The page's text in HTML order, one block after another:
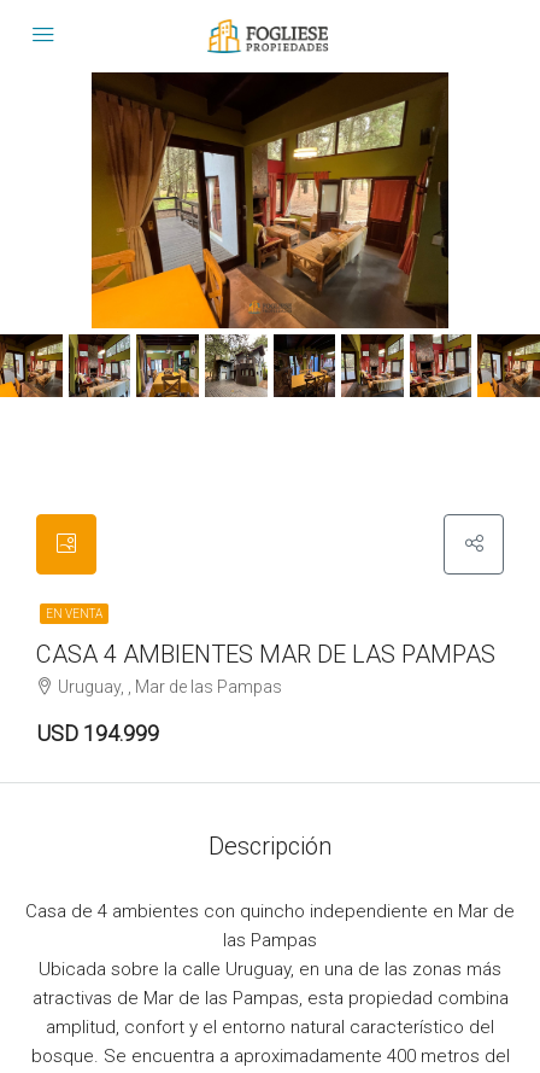
EN VENTA
CASA 4 AMBIENTES MAR DE LAS PAMPAS
Uruguay, , Mar de las Pampas
USD 194.999
Descripción
Casa de 4 ambientes con quincho independiente en Mar de
las Pampas
Ubicada sobre la calle Uruguay, en una de las zonas más
atractivas de Mar de las Pampas, esta propiedad combina
amplitud, confort y el entorno natural característico del
bosque. Se encuentra a aproximadamente 400 metros del